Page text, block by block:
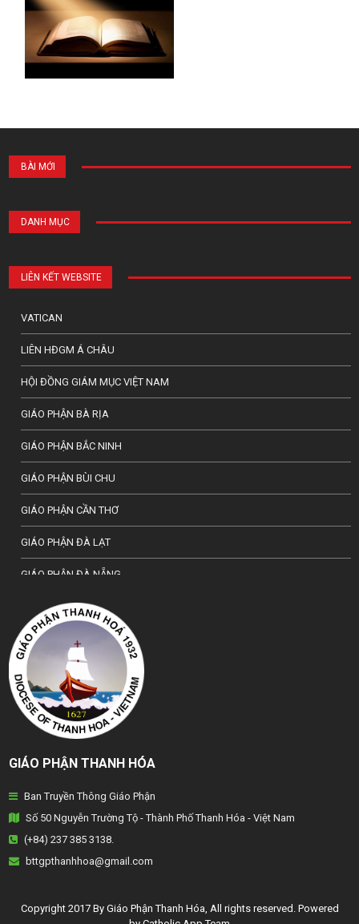
BÀI MỚI
DANH MỤC
LIÊN KẾT WEBSITE
VATICAN
LIÊN HĐGM Á CHÂU
HỘI ĐỒNG GIÁM MỤC VIỆT NAM
GIÁO PHẬN BÀ RỊA
GIÁO PHẬN BẮC NINH
GIÁO PHẬN BÙI CHU
GIÁO PHẬN CẦN THƠ
GIÁO PHẬN ĐÀ LẠT
GIÁO PHẬN ĐÀ NẴNG
TỔNG GIÁO PHẬN HÀ NỘI
GIÁO PHẬN HẢI PHÒNG
TỔNG GIÁO PHẬN HUẾ
GIÁO PHẬN HƯNG HOÁ
GIÁO PHẬN KON TUM
GIÁO PHẬN LẠNG SƠN
GIÁO PHẬN LONG XUYÊN
GIÁO PHẬN PHAN THIẾT
GIÁO PHẬN THANH HÓA
Ban Truyền Thông Giáo Phận
Số 50 Nguyễn Trường Tộ - Thành Phố Thanh Hóa - Việt Nam
(+84) 237 385 3138.
bttgpthanhhoa@gmail.com
Copyright 2017 By Giáo Phận Thanh Hóa, All rights reserved. Powered